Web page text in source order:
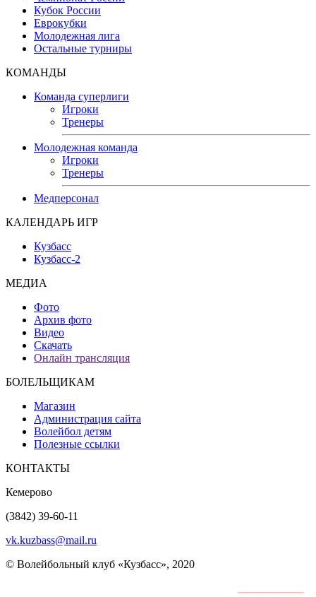
Кубок России
Еврокубки
Молодежная лига
Остальные турниры
КОМАНДЫ
Команда суперлиги
Игроки
Тренеры
Молодежная команда
Игроки
Тренеры
Медперсонал
КАЛЕНДАРЬ ИГР
Кузбасс
Кузбасс-2
МЕДИА
Фото
Архив фото
Видео
Скачать
Онлайн трансляция
БОЛЕЛЬЩИКАМ
Магазин
Администрация сайта
Волейбол детям
Полезные ссылки
КОНТАКТЫ
Кемерово
(3842) 39-60-11
vk.kuzbass@mail.ru
© Волейбольный клуб «Кузбасс», 2020